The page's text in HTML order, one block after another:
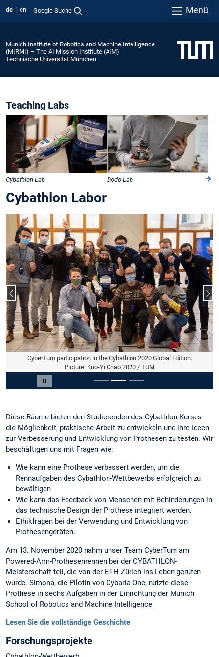
de en Google Suche Menü
Munich Institute of Robotics and Machine Intelligence
(MIRMI) – The AI Mission Institute (AIM)
Technische Universität München
Teaching Labs
Cybathlon Lab Dodo Lab
Cybathlon Labor
Carousel pausieren
CyberTum participation in the Cybathlon 2020 Global Edition.
Picture: Kuo-Yi Chao 2020 / TUM
Vorheriger Slide
Slide 2 von 3
Diese Räume bieten den Studierenden des Cybathlon-Kurses
die Möglichkeit, praktische Arbeit zu entwickeln und ihre Ideen
zur Verbesserung und Entwicklung von Prothesen zu testen. Wir
beschäftigen uns mit Fragen wie:
Wie kann eine Prothese verbessert werden, um die
Rennaufgaben des Cybathlon-Wettbewerbs erfolgreich zu
bewältigen
Wie kann das Feedback von Menschen mit Behinderungen in
das technische Design der Prothese integriert werden.
Ethikfragen bei der Verwendung und Entwicklung von
Prothesengeräten.
Am 13. November 2020 nahm unser Team CyberTum am
Powered-Arm-Prothesenrennen bei der CYBATHLON-
Meisterschaft teil, die von der ETH Zürich ins Leben gerufen
wurde. Simona, die Pilotin von Cybaria One, nutzte diese
Prothese in sechs Aufgaben in der Einrichtung der Munich
School of Robotics and Machine Intelligence.
Lesen Sie die vollständige Geschichte
Forschungsprojekte